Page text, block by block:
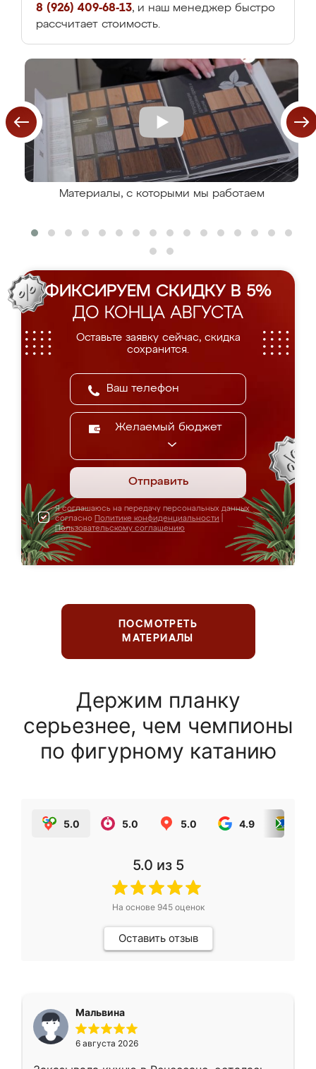
8 (926) 409-68-13, и наш менеджер быстро
рассчитает стоимость.
Материалы, с которыми мы работаем
ФИКСИРУЕМ СКИДКУ В 5%
ДО КОНЦА АВГУСТА
Оставьте заявку сейчас, скидка
сохранится.
Желаемый бюджет
Отправить
Я соглашаюсь на передачу персональных данных
согласно Политике конфиденциальности
Пользовательскому соглашению
ПОСМОТРЕТЬ
МАТЕРИАЛЫ
Держим планку
серьезнее, чем чемпионы
по фигурному катанию
5.0 5.0 5.0 4.9
5.0 из 5
На основе 945оценок
Оставить отзыв
Мальвина
6 августа 2026